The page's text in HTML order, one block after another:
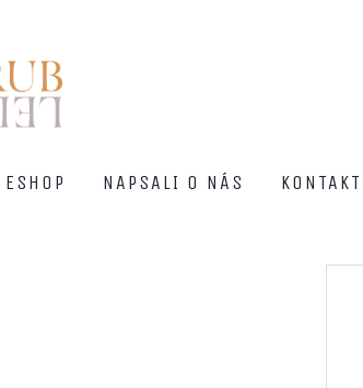
ESHOP NAPSALI O NÁS